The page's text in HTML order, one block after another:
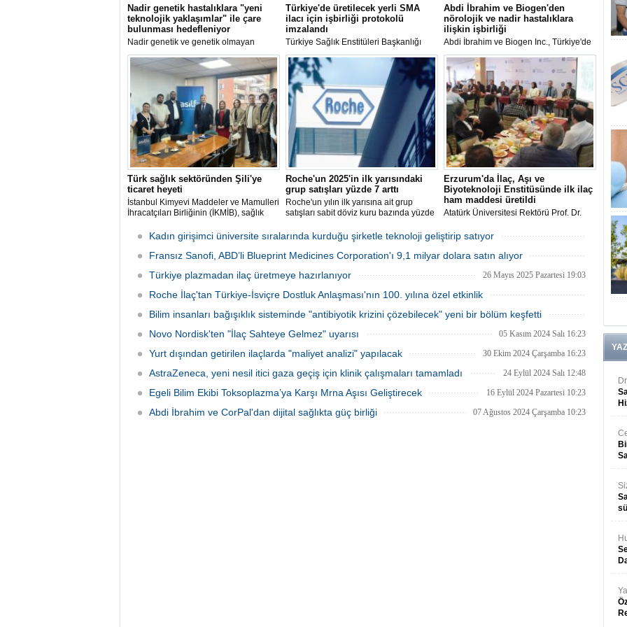
Nadir genetik hastalıklara "yeni
teknolojik yaklaşımlar" ile çare
bulunması hedefleniyor
Nadir genetik ve genetik olmayan
hastalıklarda çözülemeyen vakaların,
yeni teknolojik yaklaşımlarla
iyileştirilebilmesi için yeni bir program
Türkiye'de üretilecek yerli SMA
ilacı için işbirliği protokolü
imzalandı
Türkiye Sağlık Enstitüleri Başkanlığı
(TÜSEB) ile Polifarma İlaç arasında
SMA (Spinal Müsküler Atrofi) hastalığına
yönelik "Yerli İlaç ve Etkin Madde
Üretimi Projesi-Klinik Araştırma İşbirliği
Protokolü" imzalandı.
Abdi İbrahim ve Biogen'den
nörolojik ve nadir hastalıklara
ilişkin işbirliği
Abdi İbrahim ve Biogen Inc., Türkiye'de
nörolojik ve nadir hastalıkların
tedavisinde kullanılan Biogen ilaçlarının
distribütörlüğü için stratejik işbirliği
yaptı.
Türk sağlık sektöründen Şili'ye
ticaret heyeti
İstanbul Kimyevi Maddeler ve Mamulleri
İhracatçıları Birliğinin (İKMİB), sağlık
gerçekleştirdiği ticaret heyeti
organizasyonuna tıbbi cihaz, ilaç ve
dental sektörlerinden 10 firma katıldı.
Roche'un 2025'in ilk yarısındaki
grup satışları yüzde 7 arttı
Roche'un yılın ilk yarısına ait grup
satışları sabit döviz kuru bazında yüzde
ulaştı.
Erzurum'da İlaç, Aşı ve
Biyoteknoloji Enstitüsünde ilk ilaç
ham maddesi üretildi
Atatürk Üniversitesi Rektörü Prof. Dr.
kurulan İlaç, Aşı ve Biyoteknoloji
Enstitüsünde bir ilacın ham maddesinin,
Çin'den daha ucuz maliyetle üretildiğini
Kadın girişimci üniversite sıralarında kurduğu şirketle teknoloji geliştirip satıyor
24 Haziran 2025 Salı 11:13
Fransız Sanofi, ABD’li Blueprint Medicines Corporation'ı 9,1 milyar dolara satın alıyor
02 Haziran 2025 Pazartesi 12:08
Türkiye plazmadan ilaç üretmeye hazırlanıyor 26 Mayıs 2025 Pazartesi 19:03
Roche İlaç'tan Türkiye-İsviçre Dostluk Anlaşması'nın 100. yılına özel etkinlik
09 Mayıs 2025 Cuma 16:28
Bilim insanları bağışıklık sisteminde "antibiyotik krizini çözebilecek" yeni bir bölüm keşfetti
06 Mart 2025 Perşembe 19:13
Novo Nordisk'ten "İlaç Sahteye Gelmez" uyarısı 05 Kasım 2024 Salı 16:23
Yurt dışından getirilen ilaçlarda "maliyet analizi" yapılacak 30 Ekim 2024 Çarşamba 16:23
AstraZeneca, yeni nesil itici gaza geçiş için klinik çalışmaları tamamladı 24 Eylül 2024 Salı 12:48
Egeli Bilim Ekibi Toksoplazma’ya Karşı Mrna Aşısı Geliştirecek 16 Eylül 2024 Pazartesi 10:23
Abdi İbrahim ve CorPal'dan dijital sağlıkta güç birliği 07 Ağustos 2024 Çarşamba 10:23